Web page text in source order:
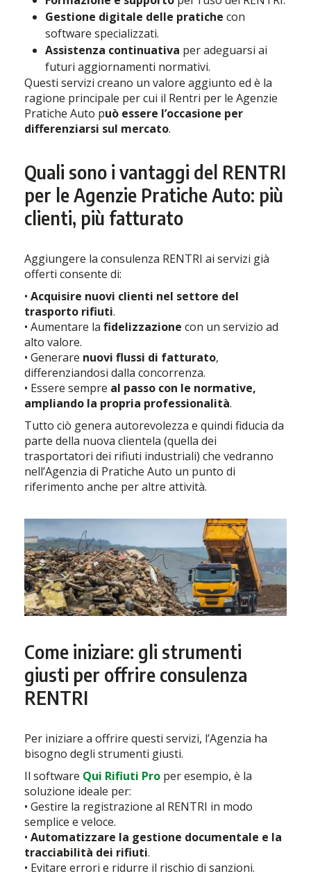
Gestione digitale delle pratiche con
software specializzati.
Assistenza continuativa per adeguarsi ai
futuri aggiornamenti normativi.
Questi servizi creano un valore aggiunto ed è la
ragione principale per cui il Rentri per le Agenzie
Pratiche Auto può essere l’occasione per
differenziarsi sul mercato.
Quali sono i vantaggi del RENTRI
per le Agenzie Pratiche Auto: più
clienti, più fatturato
Aggiungere la consulenza RENTRI ai servizi già
offerti consente di:
• Acquisire nuovi clienti nel settore del
trasporto rifiuti.
• Aumentare la fidelizzazione con un servizio ad
alto valore.
• Generare nuovi flussi di fatturato,
differenziandosi dalla concorrenza.
• Essere sempre al passo con le normative,
ampliando la propria professionalità.
Tutto ciò genera autorevolezza e quindi fiducia da
parte della nuova clientela (quella dei
trasportatori dei rifiuti industriali) che vedranno
nell’Agenzia di Pratiche Auto un punto di
riferimento anche per altre attività.
Come iniziare: gli strumenti
giusti per offrire consulenza
RENTRI
Per iniziare a offrire questi servizi, l’Agenzia ha
bisogno degli strumenti giusti.
Il software Qui Rifiuti Pro per esempio, è la
soluzione ideale per:
• Gestire la registrazione al RENTRI in modo
semplice e veloce.
• Automatizzare la gestione documentale e la
tracciabilità dei rifiuti.
• Evitare errori e ridurre il rischio di sanzioni.